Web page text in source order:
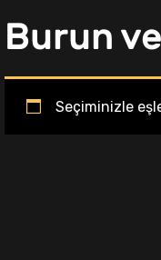
Burun
Seçiminizle